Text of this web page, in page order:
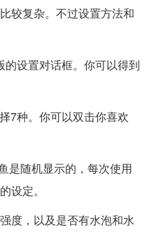
较复杂。不过设置方法和
设置对话框。你可以得到
7种。你可以双击你喜欢
是随机显示的，每次使用
设定。
度，以及是否有水泡和水